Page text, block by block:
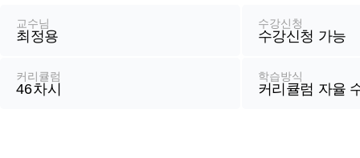
교수님
최정용
수강신청
수강신청 가능
커리큘럼
46차시
학습방식
커리큘럼 자율